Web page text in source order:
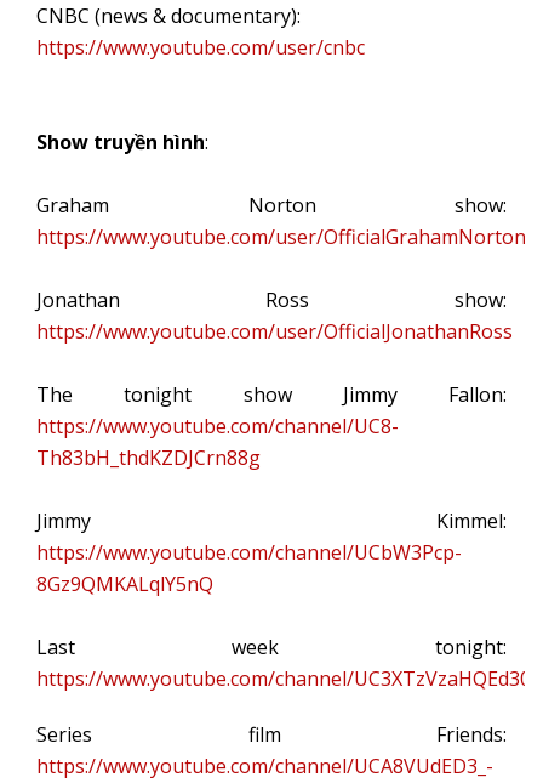
CNBC (news & documentary):
https://www.youtube.com/user/cnbc
Show truyền hình:
Graham Norton show:
https://www.youtube.com/user/OfficialGrahamNorton
Jonathan Ross show:
https://www.youtube.com/user/OfficialJonathanRoss
The tonight show Jimmy Fallon:
https://www.youtube.com/channel/UC8-
Th83bH_thdKZDJCrn88g
Jimmy Kimmel:
https://www.youtube.com/channel/UCbW3Pcp-
8Gz9QMKALqlY5nQ
Last week tonight:
https://www.youtube.com/channel/
Series film Friends:
https://www.youtube.com/channel/UCA8VUdED3_-